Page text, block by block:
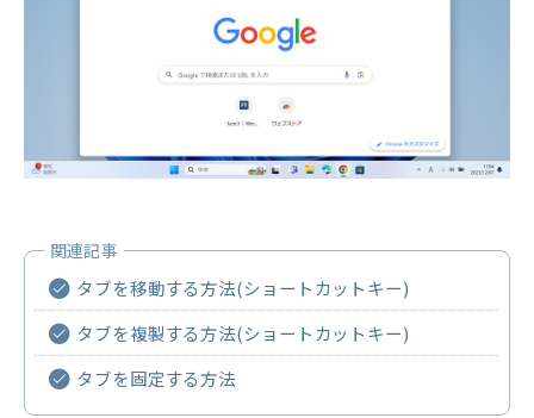
タブを移動する方法(ショートカットキー)
タブを複製する方法(ショートカットキー)
タブを固定する方法